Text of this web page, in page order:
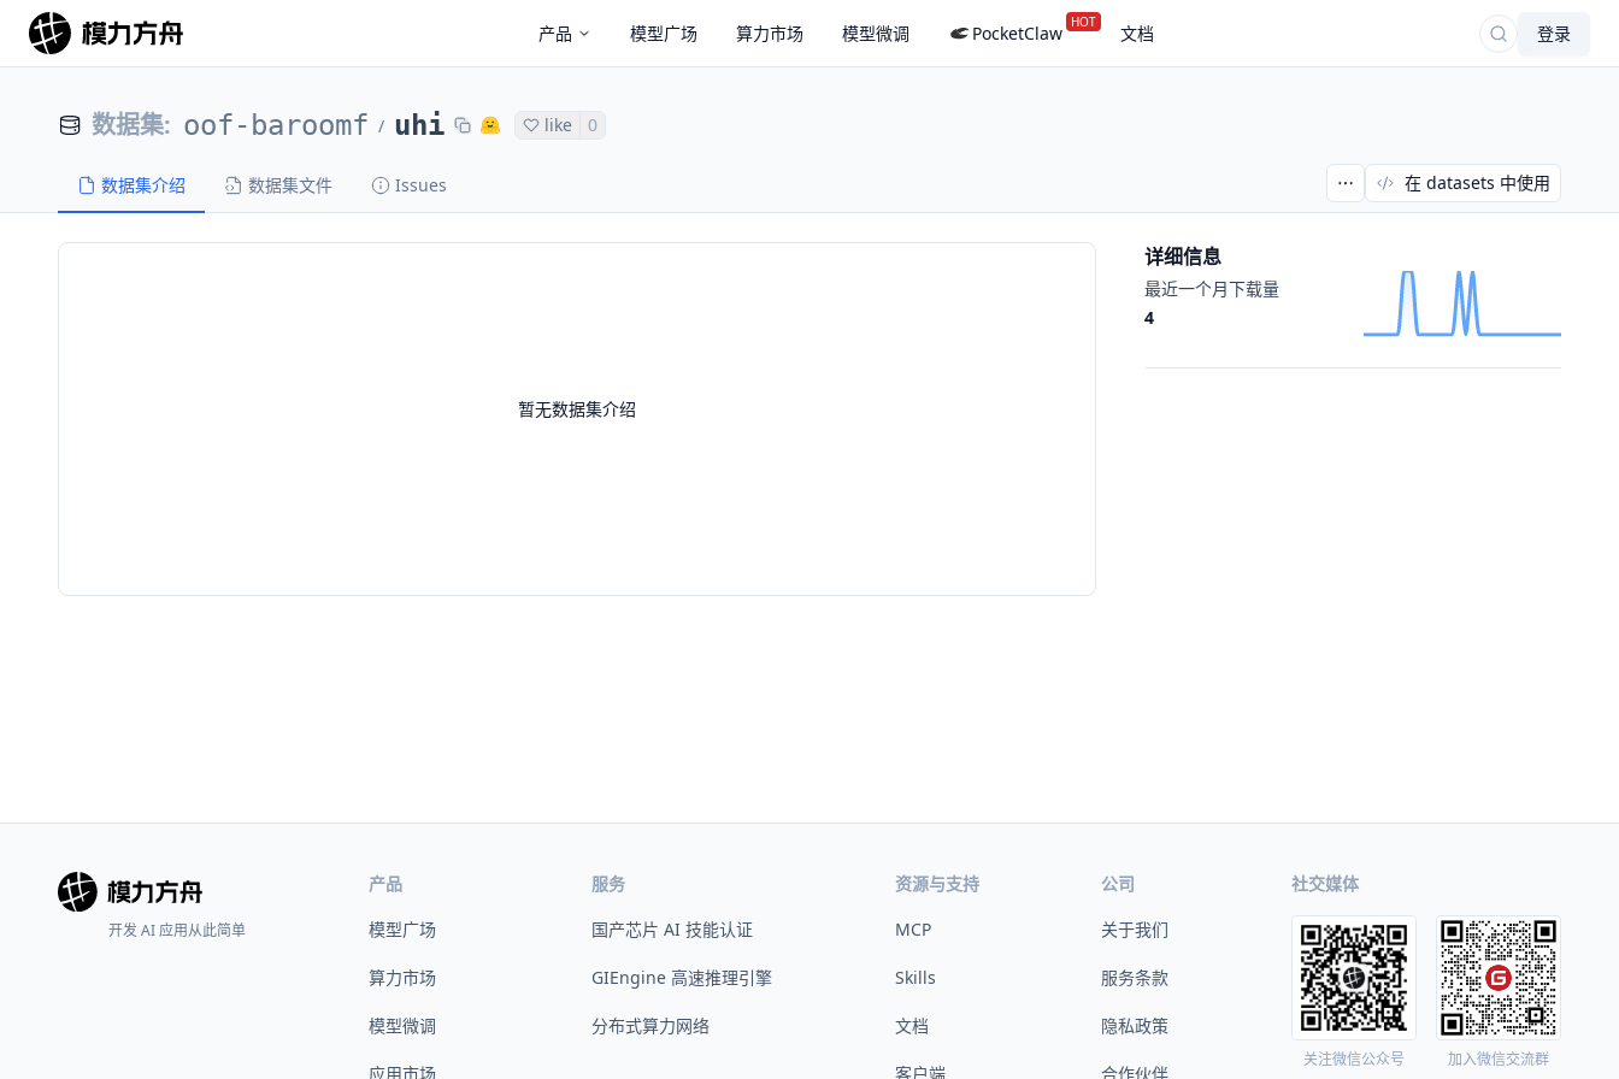
产品 模型广场 算力市场 模型微调 PocketClaw HOT 文档 登录
数据集: oof-baroomf / uhi like 0
数据集介绍 数据集文件 Issues 在 datasets 中使用
暂无数据集介绍
详细信息
最近一个月下载量
4
开发 AI 应用从此简单
产品
模型广场
算力市场
模型微调
应用市场
服务
国产芯片 AI 技能认证
GIEngine 高速推理引擎
分布式算力网络
资源与支持
MCP
Skills
文档
客户端
公司
关于我们
服务条款
隐私政策
合作伙伴
社交媒体
关注微信公众号 加入微信交流群